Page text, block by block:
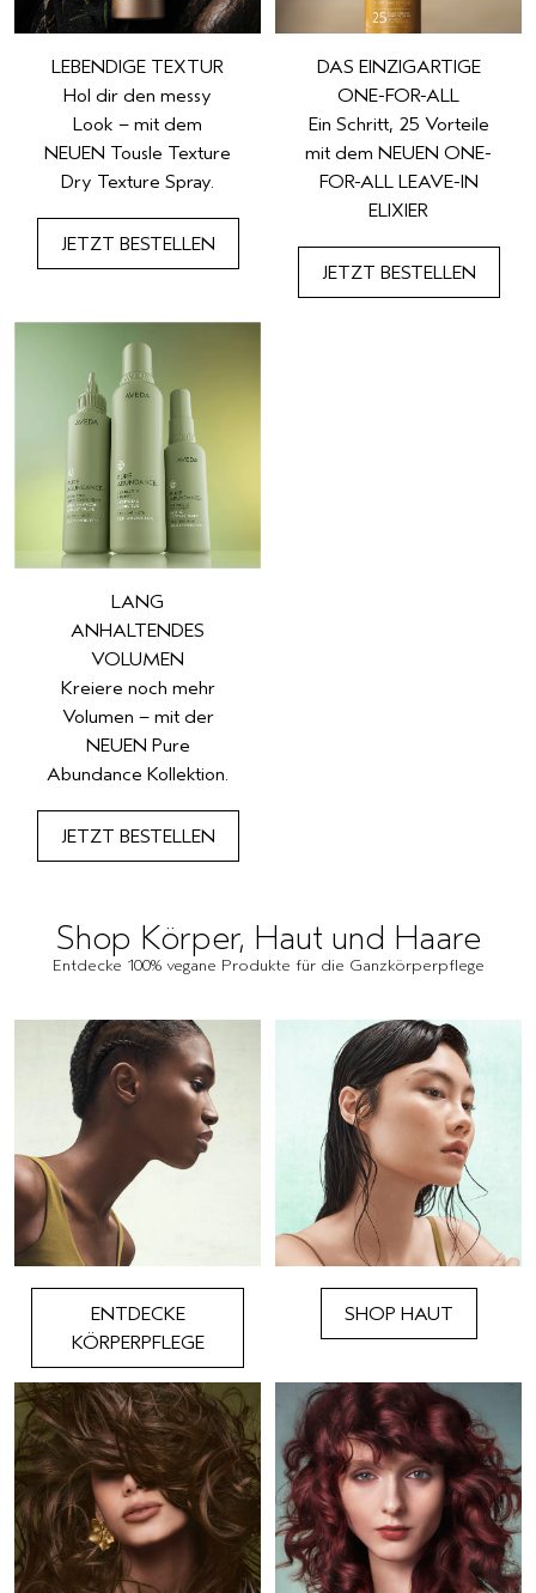
LEBENDIGE TEXTUR
Hol dir den messy
Look – mit dem
NEUEN Tousle Texture
Dry Texture Spray.
JETZT BESTELLEN
DAS EINZIGARTIGE
ONE-FOR-ALL
Ein Schritt, 25 Vorteile
mit dem NEUEN ONE-
FOR-ALL LEAVE-IN
ELIXIER
JETZT BESTELLEN
LANG
ANHALTENDES
VOLUMEN
Kreiere noch mehr
Volumen – mit der
NEUEN Pure
Abundance Kollektion.
JETZT BESTELLEN
Shop Körper, Haut und Haare
Entdecke 100% vegane Produkte für die Ganzkörperpflege
ENTDECKE
KÖRPERPFLEGE
SHOP HAUT